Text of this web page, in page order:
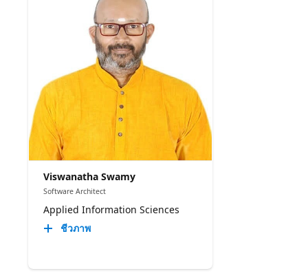
Viswanatha Swamy
Software Architect
Applied Information Sciences
ชีวภาพ